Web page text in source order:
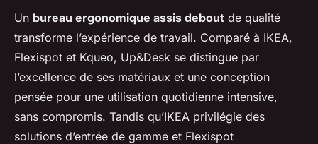
Un bureau ergonomique assis debout de qualité
transforme l’expérience de travail. Comparé à IKEA,
Flexispot et Kqueo, Up&Desk se distingue par
l’excellence de ses matériaux et une conception
pensée pour une utilisation quotidienne intensive,
sans compromis. Tandis qu’IKEA privilégie des
solutions d’entrée de gamme et Flexispot